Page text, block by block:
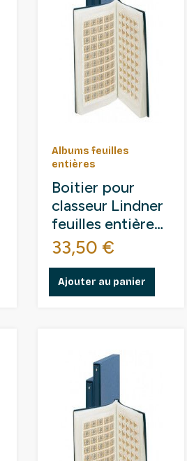
Albums feuilles
entières
Boitier pour
classeur Lindner
feuilles entières
240 x 360 mm
Prix
33,50 €
Ajouter au panier